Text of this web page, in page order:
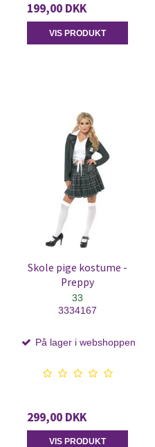
199,00 DKK
VIS PRODUKT
Skole pige kostume -
Preppy
33
3334167
På lager i webshoppen
299,00 DKK
VIS PRODUKT